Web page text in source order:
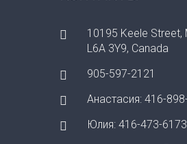
10195 Keele Street,
L6A 3Y9, Canada
905-597-2121
Анастасия: 416-
Юлия: 416-473-6173